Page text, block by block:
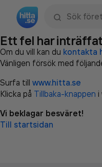
Ett fel har inträffat
Om du vill kan du kontakta
Vänligen försök med
Surfa till www.hitta.se
Klicka på Tillbaka-knappen i
Vi beklagar besväret!
Till startsidan